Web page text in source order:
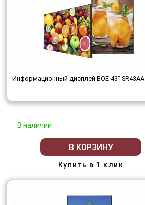
Информационный дисплей BOE 43" SR43AA
В наличии
В КОРЗИНУ
Купить в 1 клик